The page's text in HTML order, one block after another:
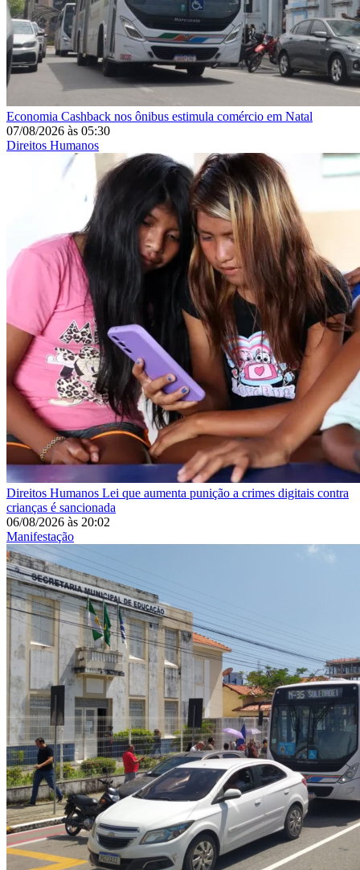
Economia Cashback nos ônibus estimula comércio em Natal
07/08/2026 às 05:30
Direitos Humanos
Direitos Humanos Lei que aumenta punição a crimes digitais contra
crianças é sancionada
06/08/2026 às 20:02
Manifestação